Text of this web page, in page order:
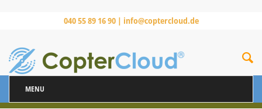
040 55 89 16 90 | info@coptercloud.de
MENU